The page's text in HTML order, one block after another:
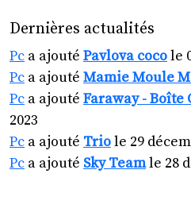
Dernières actualités
Pc a ajouté Pavlova cocole
Pc a ajouté Mamie Moule
Pc a ajouté Faraway - Boîte
2023
Pc a ajouté Triole 29
Pc a ajouté Sky Teamle 28